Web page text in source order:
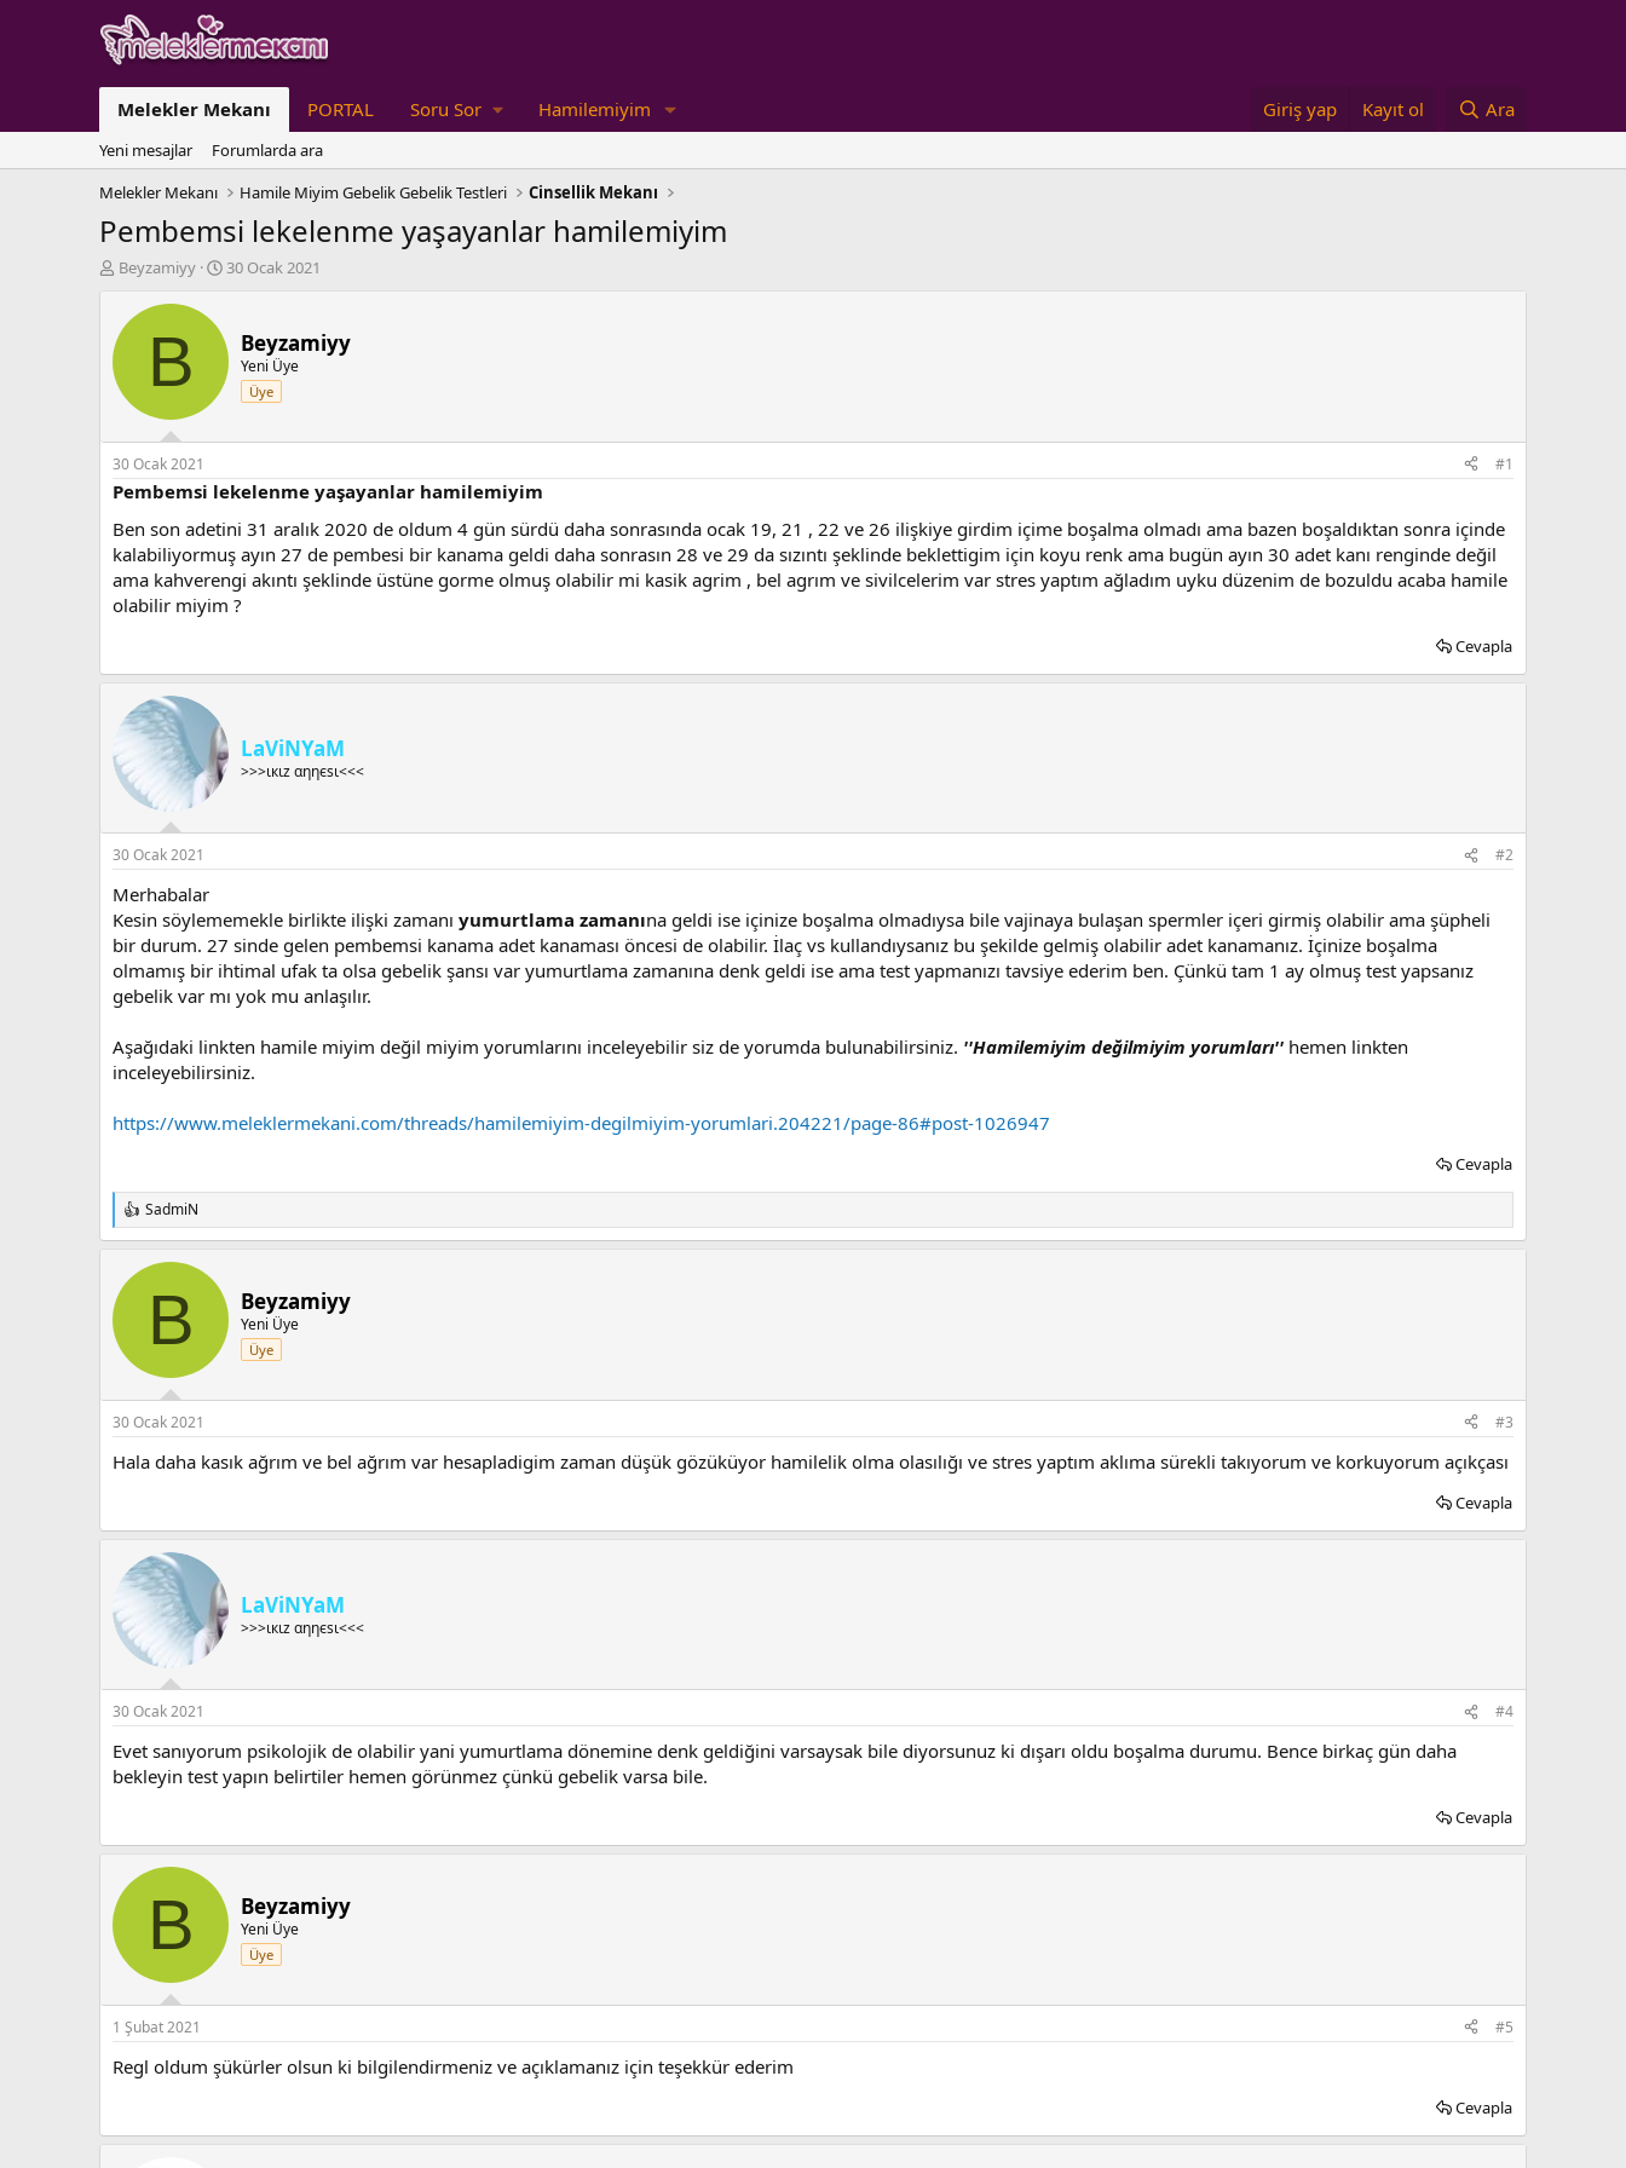
Melekler Mekanı PORTAL Soru Sor Hamilemiyim Giriş yap Kayıt ol Ara
Yeni mesajlar
Forumlarda ara
Melekler Mekanı
Hamile Miyim Gebelik Gebelik Testleri Cinsellik Mekanı
Pembemsi lekelenme yaşayanlar hamilemiyim
K
b
u
a
ş
l
t
a
Beyzamiyy
B
a
n
ç
a
r
i
h
30 Ocak 2021
B Beyzamiyy
Yeni Üye
Üye
30 Ocak 2021 #1
Pembemsi lekelenme yaşayanlar hamilemiyim
Ben son adetini 31 aralık 2020 de oldum 4 gün sürdü daha sonrasında ocak 19, 21 , 22 ve 26 ilişkiye girdim içime boşalma olmadı ama bazen boşaldıktan sonra içinde
kalabiliyormuş ayın 27 de pembesi bir kanama geldi daha sonrasın 28 ve 29 da sızıntı şeklinde beklettigim için koyu renk ama bugün ayın 30 adet kanı renginde değil
ama kahverengi akıntı şeklinde üstüne gorme olmuş olabilir mi kasik agrim , bel agrım ve sivilcelerim var stres yaptım ağladım uyku düzenim de bozuldu acaba hamile
olabilir miyim ?
Cevapla
LaViNYaM
>>>ιкιz αηηєѕι<<<
30 Ocak 2021 #2
Merhabalar
Kesin söylememekle birlikte ilişki zamanı yumurtlama zamanına geldi ise içinize boşalma olmadıysa bile vajinaya bulaşan spermler içeri girmiş olabilir ama şüpheli
bir durum. 27 sinde gelen pembemsi kanama adet kanaması öncesi de olabilir. İlaç vs kullandıysanız bu şekilde gelmiş olabilir adet kanamanız. İçinize boşalma
olmamış bir ihtimal ufak ta olsa gebelik şansı var yumurtlama zamanına denk geldi ise ama test yapmanızı tavsiye ederim ben. Çünkü tam 1 ay olmuş test yapsanız
gebelik var mı yok mu anlaşılır.
Aşağıdaki linkten hamile miyim değil miyim yorumlarını inceleyebilir siz de yorumda bulunabilirsiniz. ''Hamilemiyim değilmiyim yorumları'' hemen linkten
inceleyebilirsiniz.
https://www.meleklermekani.com/threads/hamilemiyim-degilmiyim-yorumlari.204221/page-86#post-1026947
Cevapla
T
e
k
i
r
SadmiN
B Beyzamiyy
Yeni Üye
Üye
30 Ocak 2021 #3
Hala daha kasık ağrım ve bel ağrım var hesapladigim zaman düşük gözüküyor hamilelik olma olasılığı ve stres yaptım aklıma sürekli takıyorum ve korkuyorum açıkçası
Cevapla
LaViNYaM
>>>ιкιz αηηєѕι<<<
30 Ocak 2021 #4
Evet sanıyorum psikolojik de olabilir yani yumurtlama dönemine denk geldiğini varsaysak bile diyorsunuz ki dışarı oldu boşalma durumu. Bence birkaç gün daha
bekleyin test yapın belirtiler hemen görünmez çünkü gebelik varsa bile.
Cevapla
B Beyzamiyy
Yeni Üye
Üye
1 Şubat 2021 #5
Regl oldum şükürler olsun ki bilgilendirmeniz ve açıklamanız için teşekkür ederim
Cevapla